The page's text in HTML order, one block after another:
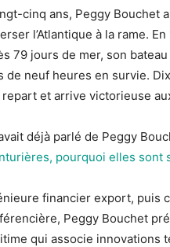
cinq ans, Peggy Bouchet
l’Atlantique à la rame.
79 jours de mer, son
de neuf heures en survie.
et arrive victorieuse
déjà parlé de Peggy
pourquoi elles sont
financier export, puis
Peggy Bouchet
qui associe innovations